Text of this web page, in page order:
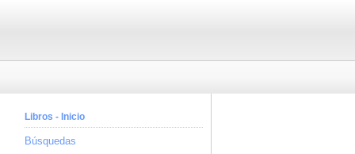
Libros - Inicio
Búsquedas